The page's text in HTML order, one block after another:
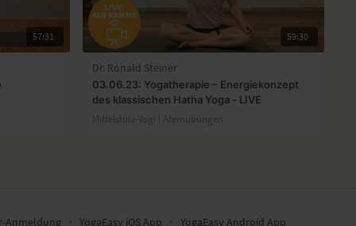
57:31 59:30
Dr. Ronald Steiner
03.06.23: Yogatherapie – Energiekonzept
des klassischen Hatha Yoga - LIVE
Mittelstufe-Yogi | Atemübungen
Anmeldung ∙ YogaEasy iOS App ∙ YogaEasy Android App